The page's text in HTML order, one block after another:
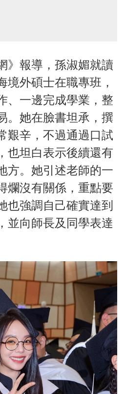
》報導，孫淑媚就讀
境外碩士在職專班，
、一邊完成學業，整
。她在臉書坦承，撰
艱辛，不過通過口試
也坦白表示後續還有
方。她引述老師的一
爛沒有關係，重點要
也強調自己確實達到
並向師長及同學表達